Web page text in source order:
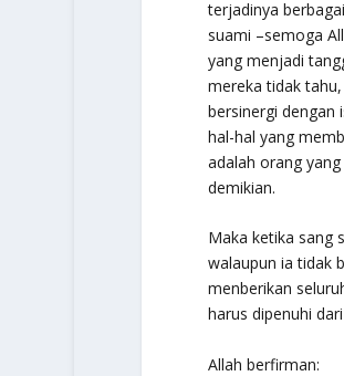
terjadinya
suami –semoga
yang menjadi
mereka tidak
bersinergi dengan
hal-hal yang
adalah orang
demikian.
Maka ketika sang
walaupun ia tidak
menberikan
harus dipenuhi
Allah berfirman: